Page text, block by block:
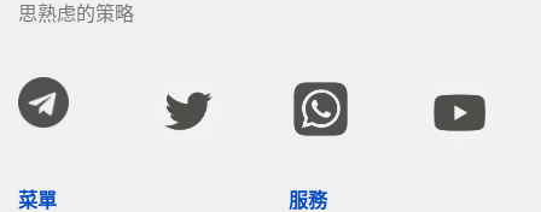
思熟虑的策略
菜單 服務